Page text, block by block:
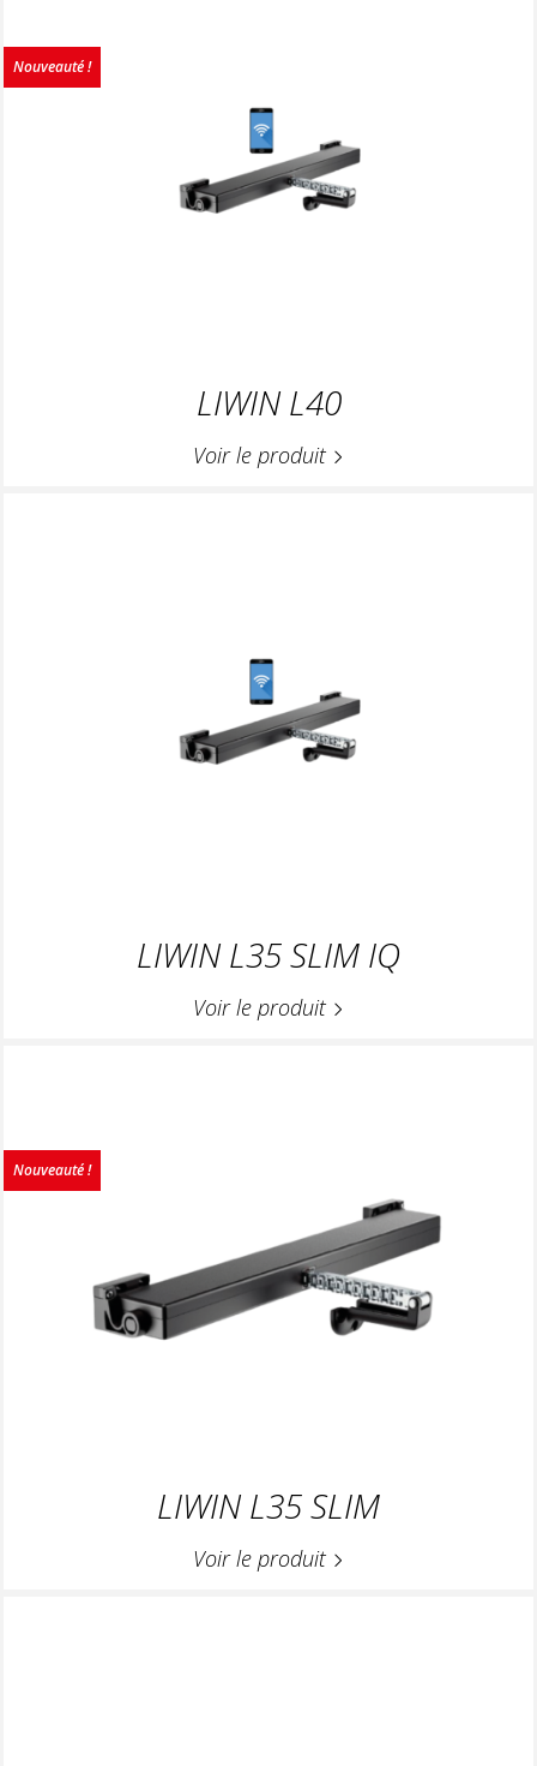
Nouveauté !
LIWIN L40
Voir le produit
LIWIN L35 SLIM IQ
Voir le produit
Nouveauté !
LIWIN L35 SLIM
Voir le produit